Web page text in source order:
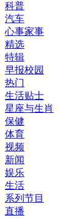
科普
汽车
心事家事
精选
特辑
早报校园
热门
生活贴士
星座与生肖
保健
体育
视频
新闻
娱乐
生活
系列节目
直播